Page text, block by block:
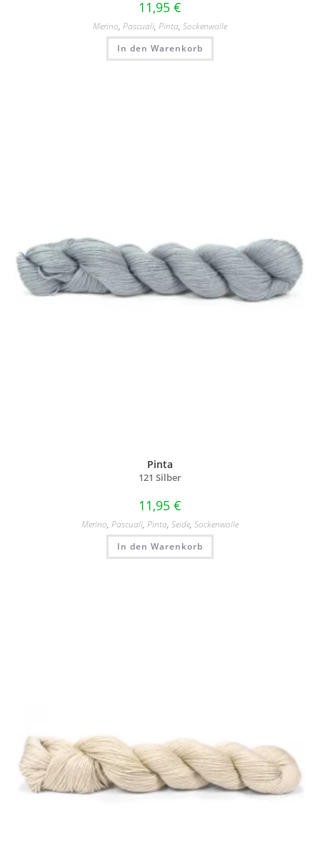
11,95 €
Merino, Pascuali, Pinta, Sockenwolle
In den Warenkorb
Pinta
121 Silber
11,95 €
Merino, Pascuali, Pinta, Seide, Sockenwolle
In den Warenkorb